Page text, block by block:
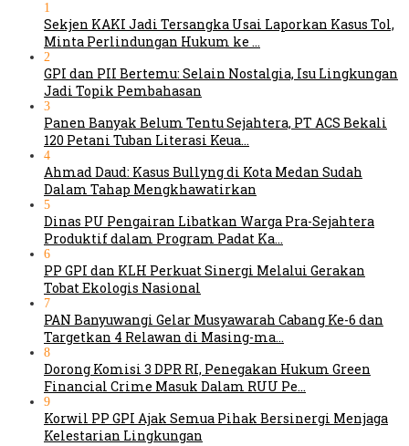
1
Sekjen KAKI Jadi Tersangka Usai Laporkan Kasus Tol,
Minta Perlindungan Hukum ke …
2
GPI dan PII Bertemu: Selain Nostalgia, Isu Lingkungan
Jadi Topik Pembahasan
3
Panen Banyak Belum Tentu Sejahtera, PT ACS Bekali
120 Petani Tuban Literasi Keua…
4
Ahmad Daud: Kasus Bullyng di Kota Medan Sudah
Dalam Tahap Mengkhawatirkan
5
Dinas PU Pengairan Libatkan Warga Pra-Sejahtera
Produktif dalam Program Padat Ka…
6
PP GPI dan KLH Perkuat Sinergi Melalui Gerakan
Tobat Ekologis Nasional
7
PAN Banyuwangi Gelar Musyawarah Cabang Ke-6 dan
Targetkan 4 Relawan di Masing-ma…
8
Dorong Komisi 3 DPR RI, Penegakan Hukum Green
Financial Crime Masuk Dalam RUU Pe…
9
Korwil PP GPI Ajak Semua Pihak Bersinergi Menjaga
Kelestarian Lingkungan